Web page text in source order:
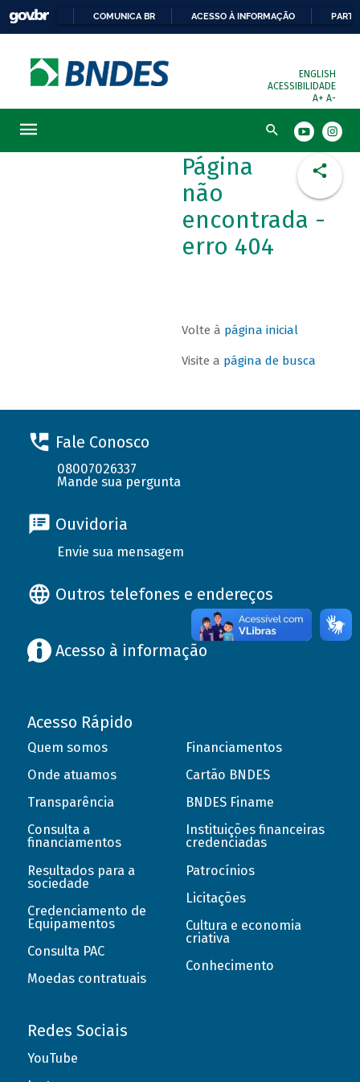
COMUNICA BR ACESSO À INFORMAÇÃO
ENGLISH
ACESSIBILIDADE
A+ A-
Busca
Página
não
encontrada -
erro 404
Volte à página inicial
Visite a página de busca
Fale Conosco
08007026337
Mande sua pergunta
Ouvidoria
Envie sua mensagem
Outros telefones e endereços
Acesso à informação
Acesso Rápido
Quem somos
Onde atuamos
Transparência
Consulta a
financiamentos
Resultados para a
sociedade
Credenciamento de
Equipamentos
Consulta PAC
Moedas contratuais
Financiamentos
Cartão BNDES
BNDES Finame
Instituições financeiras
credenciadas
Patrocínios
Licitações
Cultura e economia
criativa
Conhecimento
Redes Sociais
YouTube